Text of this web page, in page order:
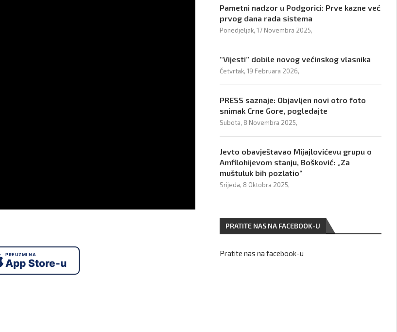
PREUZMI NA
App Store-u
Pametni nadzor u Podgorici: Prve kazne već
prvog dana rada sistema
Ponedjeljak, 17 Novembra 2025,
“Vijesti” dobile novog većinskog vlasnika
Četvrtak, 19 Februara 2026,
PRESS saznaje: Objavljen novi otro foto
snimak Crne Gore, pogledajte
Subota, 8 Novembra 2025,
Jevto obavještavao Mijajlovićevu grupu o
Amfilohijevom stanju, Bošković: „Za
muštuluk bih pozlatio“
Srijeda, 8 Oktobra 2025,
PRATITE NAS NA FACEBOOK-U
Pratite nas na facebook-u